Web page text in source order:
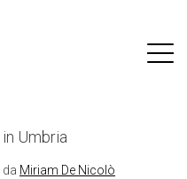
Umbria
da Miriam De Nicolò